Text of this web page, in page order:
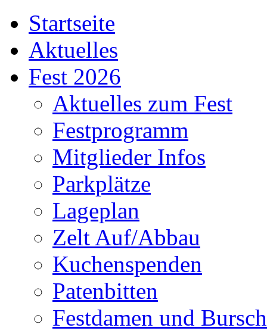
Startseite
Aktuelles
Fest 2026
Aktuelles zum Fest
Festprogramm
Mitglieder Infos
Parkplätze
Lageplan
Zelt Auf/Abbau
Kuchenspenden
Patenbitten
Festdamen und